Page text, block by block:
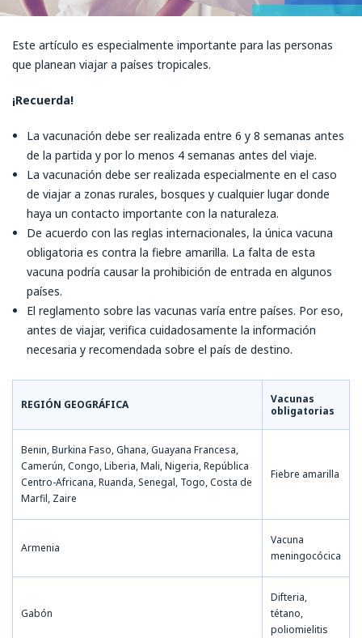
Este artículo es especialmente importante para las personas
que planean viajar a países tropicales.
¡Recuerda!
La vacunación debe ser realizada entre 6 y 8 semanas antes
de la partida y por lo menos 4 semanas antes del viaje.
La vacunación debe ser realizada especialmente en el caso
de viajar a zonas rurales, bosques y cualquier lugar donde
haya un contacto importante con la naturaleza.
De acuerdo con las reglas internacionales, la única vacuna
obligatoria es contra la fiebre amarilla. La falta de esta
vacuna podría causar la prohibición de entrada en algunos
países.
El reglamento sobre las vacunas varía entre países. Por eso,
antes de viajar, verifica cuidadosamente la información
necesaria y recomendada sobre el país de destino.
REGIÓN GEOGRÁFICA
Vacunas
obligatorias
Benin, Burkina Faso, Ghana, Guayana Francesa,
Camerún, Congo, Liberia, Mali, Nigeria, República
Centro-Africana, Ruanda, Senegal, Togo, Costa de
Marfil, Zaire
Fiebre amarilla
Armenia
Vacuna
meningocócica
Gabón
Difteria,
tétano,
poliomielitis